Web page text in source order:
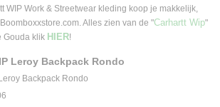
WIP Work & Streetwear kleding koop je makkelijk,
Alles zien van de "Carhartt Wip"
Gouda klik HIER!
Leroy Backpack Rondo
Backpack Rondo